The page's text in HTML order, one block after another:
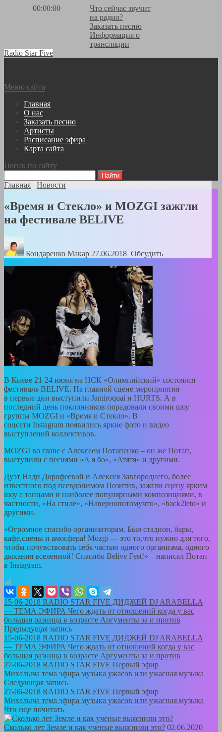
00:00:00
Что сейчас звучит
на радио?
Заказать песню
Информация о
трансляции
Radio Star Five
Меню сайта
Главная
О нас
Заказать песню
Артисты
Расписание эфира
Карта сайта
Поиск по сайту
Главная Новости
«Время и Стекло» и MOZGI зажгли
на фестивале BELIVE
Бондаренко Mакар 27.06.2018 Обсудить
В Киеве 21-24 июня на НСК «Олимпийский» состоялся
фестиваль BELIVE. На главной сцене мероприятия
в первые дни выступили Jamiroquai и HURTS. А в
последний день поклонников порадовали своими шоу
группы MOZGI и «Время и Стекло». В
соцсети Instagram появились яркие фото и видео
выступлений коллективов.
MOZGI во главе с Алексеем Потапенко – он же Потап,
выступили с песнями «А я бо», «Атятя» и другими.
Дуэт Нади Дорофеевой и Алексея Завгороднего, более
известного под псевдонимом Позитив, зажгли сцену ярким
шоу с танцами и наиболее популярными композициями, в
частности, «На стиле», «Навернопотомучто», «back2leto» и
другими.
«Огромное спасибо организаторам. Был стадион, бары,
кафе,сцены и амосфера! Mozgi — это то,что нужно для того,
чтобы почувствовать себя частью одного организма, одного
дыхания вселенной! Спасибо Belive Fest!» – написал Потап
в Instagram.
15-06-2018 RADIO STAR FIVE ДИДЖЕЙ DJ ARABELLA
— ТЕМА ЭФИРА Чего ждать от отношений когда у вас
большая разница в возрасте Аргументы за и против
Предыдущая запись
15-06-2018 RADIO STAR FIVE ДИДЖЕЙ DJ ARABELLA
— ТЕМА ЭФИРА Чего ждать от отношений когда у вас
большая разница в возрасте Аргументы за и против
27-06-2018 RADIO STAR FIVE Первый эфир
Михалыча тема эфира музыка ужасов или ужасная музыка
Следующая запись
27-06-2018 RADIO STAR FIVE Первый эфир
Михалыча тема эфира музыка ужасов или ужасная музыка
Что еще почитать
Сколько лет Земле и как ученые выяснили это? 02.06.2020